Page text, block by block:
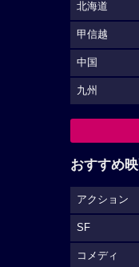
北海道
甲信越
中国
九州
おすすめ
アクション
SF
コメディ